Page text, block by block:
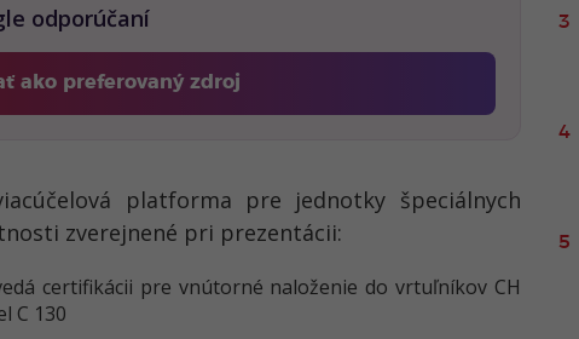
odporúčaní
ako preferovaný zdroj
Fontech, odkaz sa otvorí v novom okne
platforma pre jednotky špeciálnych
zverejnené pri prezentácii:
certifikácii pre vnútorné naloženie do vrtuľníkov CH
C 130